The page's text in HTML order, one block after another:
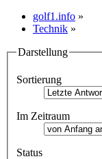
golf1.info »
Technik »
Darstellung
Sortierung
Im Zeitraum
Status